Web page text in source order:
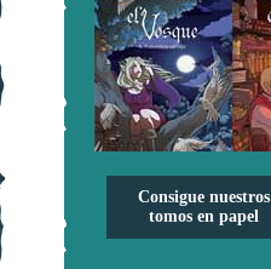
Consigue nuestros
tomos en papel